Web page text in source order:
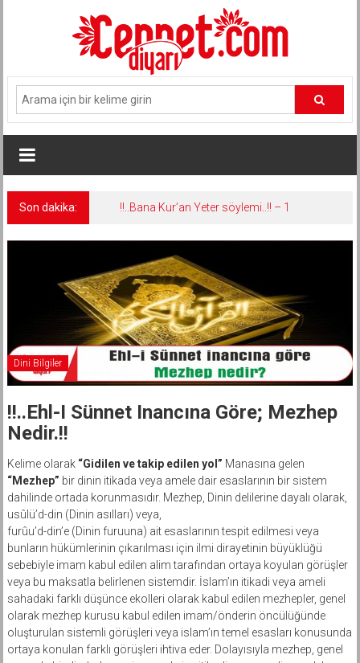
Son dakika: !!..Bana Kur’an Yeter söylemi..!! – 1
Dini Bilgiler
!!..Ehl-I Sünnet Inancına Göre; Mezhep
Nedir.!!
Kelime olarak “Gidilen ve takip edilen yol” Manasına gelen
“Mezhep” bir dinin itikada veya amele dair esaslarının bir sistem
dahilinde ortada korunmasıdır. Mezhep, Dinin delilerine dayalı olarak,
usûlü’d-din (Dinin asılları) veya,
furûu’d-din’e (Dinin furuuna) ait esaslarının tespit edilmesi veya
bunların hükümlerinin çıkarılması için ilmi dirayetinin büyüklüğü
sebebiyle imam kabul edilen alim tarafından ortaya koyulan görüşler
veya bu maksatla belirlenen sistemdir. İslam’ın itikadi veya ameli
sahadaki farklı düşünce ekolleri olarak kabul edilen mezhepler, genel
olarak mezhep kurusu kabul edilen imam/önderin öncülüğünde
oluşturulan sistemli görüşleri veya islam’ın temel esasları konusunda
ortaya konulan farklı görüşleri ihtiva eder. Dolayısıyla mezhep, genel